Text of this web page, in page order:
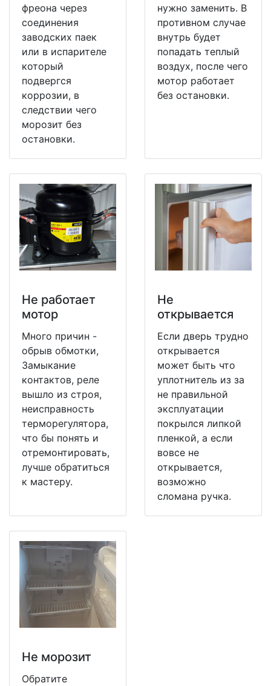
фреона через
соединения
заводских паек
или в испарителе
который
подвергся
коррозии, в
следствии чего
морозит без
остановки.
нужно заменить. В
противном случае
внутрь будет
попадать теплый
воздух, после чего
мотор работает
без остановки.
Не работает
мотор
Много причин -
обрыв обмотки,
Замыкание
контактов, реле
вышло из строя,
неисправность
терморегулятора,
что бы понять и
отремонтировать,
лучше обратиться
к мастеру.
Не
открывается
Если дверь трудно
открывается
может быть что
уплотнитель из за
не правильной
эксплуатации
покрылся липкой
пленкой, а если
вовсе не
открывается,
возможно
сломана ручка.
Не морозит
Обратите